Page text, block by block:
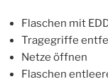
Flaschen mit
Tragegriffe
Netze öffnen
Flaschen